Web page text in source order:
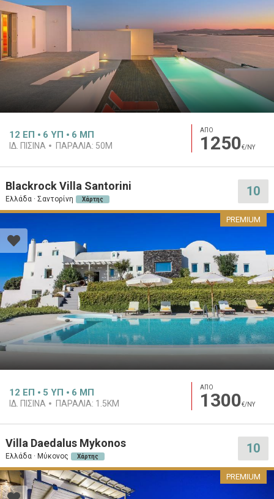
12 ΕΠ 6 ΥΠ 6 ΜΠ
ΙΔ. ΠΙΣΊΝΑ ΠΑΡΑΛΊΑ: 50M
ΑΠΟ
1250€/ΝΥ
Blackrock Villa Santorini
Ελλάδα · Σαντορίνη Χάρτης
10
PREMIUM
12 ΕΠ 5 ΥΠ 6 ΜΠ
ΙΔ. ΠΙΣΊΝΑ ΠΑΡΑΛΊΑ: 1.5KM
ΑΠΟ
1300€/ΝΥ
Villa Daedalus Mykonos
Ελλάδα · Μύκονος Χάρτης
10
PREMIUM